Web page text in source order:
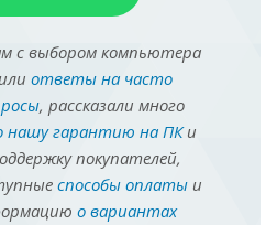
с выбором компьютера
ответы на часто
, рассказали много
нашу гарантию на ПКи
покупателей,
способы оплатыи
о вариантах